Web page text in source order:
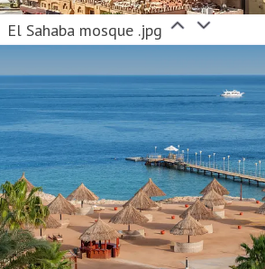
El Sahaba mosque .jpg